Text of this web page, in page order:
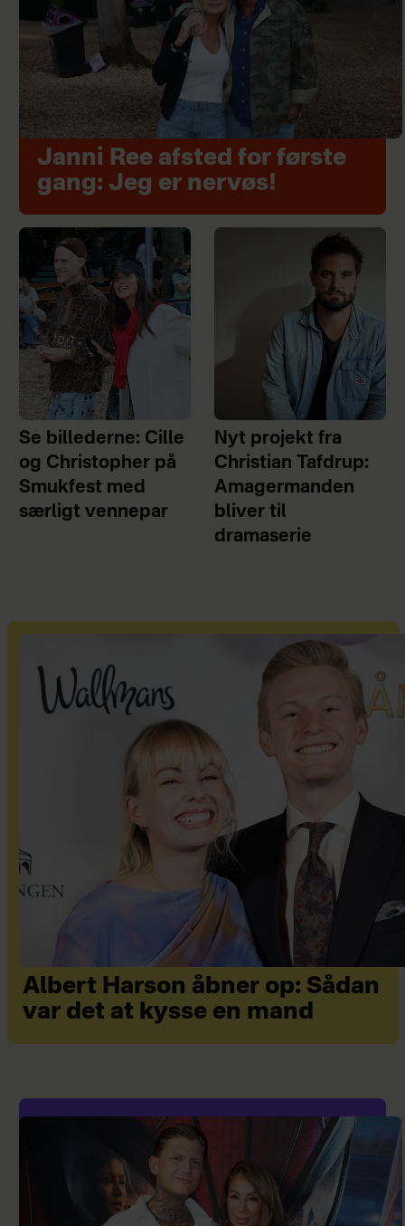
Janni Ree afsted for første
gang: Jeg er nervøs!
Se billederne: Cille
og Christopher på
Smukfest med
særligt vennepar
Nyt projekt fra
Christian Tafdrup:
Amagermanden
bliver til
dramaserie
Albert Harson åbner op: Sådan
var det at kysse en mand